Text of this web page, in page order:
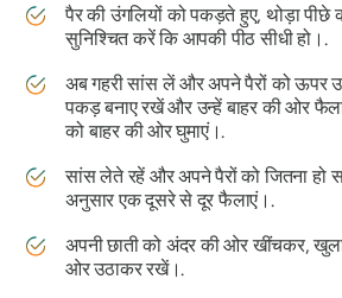
पैर की उंगलियों को पकड़ते हुए, थोड़ा
सुनिश्चित करें कि आपकी पीठ सीधी हो।.
अब गहरी सांस लें और अपने पैरों को ऊपर
पकड़ बनाए रखें और उन्हें बाहर की ओर
को बाहर की ओर घुमाएं।.
सांस लेते रहें और अपने पैरों को जितना हो
अनुसार एक दूसरे से दूर फैलाएं।.
अपनी छाती को अंदर की ओर खींचकर,
ओर उठाकर रखें।.